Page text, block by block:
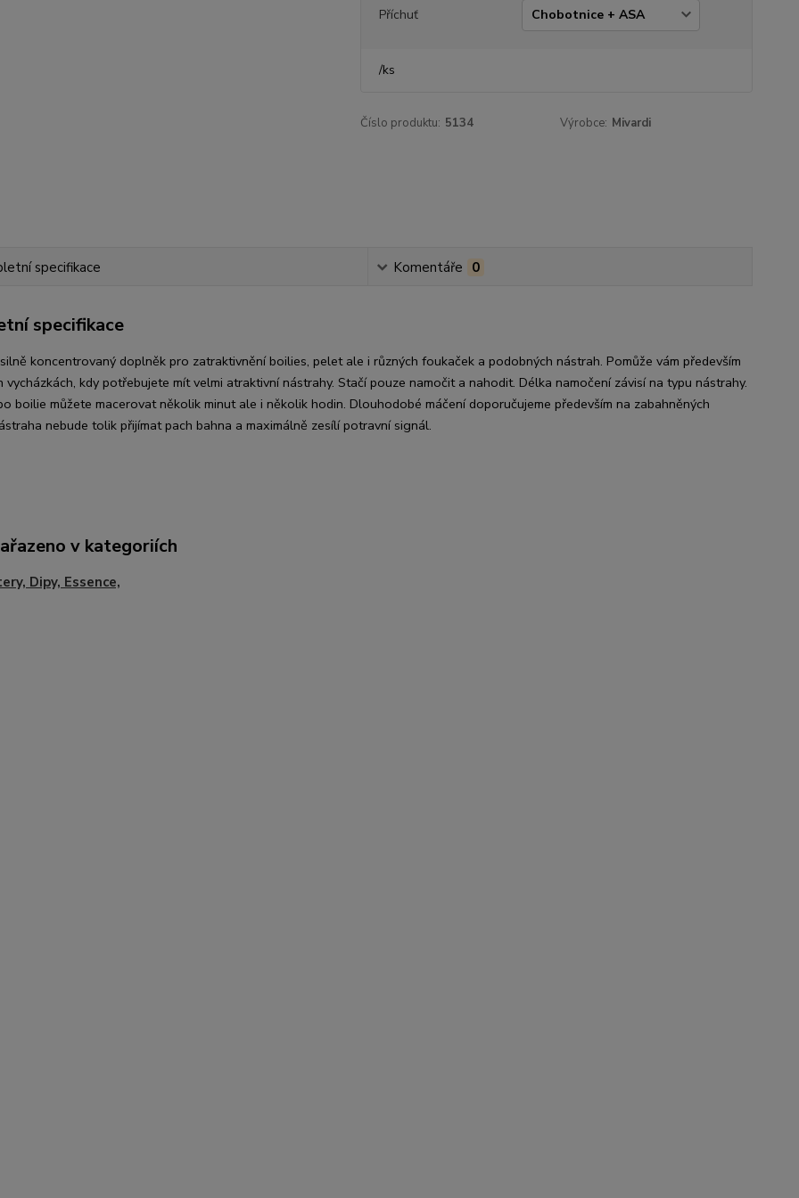
Příchuť
/ks
Číslo produktu: 5134 Výrobce: Mivardi
specifikace Komentáře 0
specifikace
koncentrovaný doplněk pro zatraktivnění boilies, pelet ale i různých foukaček a podobných nástrah. Pomůže vám především
vycházkách, kdy potřebujete mít velmi atraktivní nástrahy. Stačí pouze namočit a nahodit. Délka namočení závisí na typu nástrahy.
boilie můžete macerovat několik minut ale i několik hodin. Dlouhodobé máčení doporučujeme především na zabahněných
nebude tolik přijímat pach bahna a maximálně zesílí potravní signál.
v kategoriích
Dipy, Essence,